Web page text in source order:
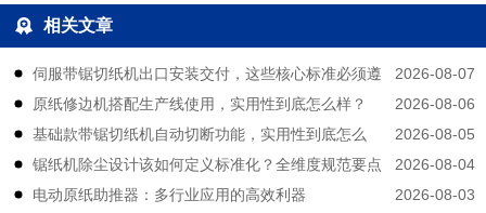
相关文章
2026-08-07
伺服带锯切纸机出口安装交付，这些核心标准必须遵
守
2026-08-06
原纸修边机搭配生产线使用，实用性到底怎么样？
2026-08-05
基础款带锯切纸机自动切断功能，实用性到底怎么
样？
2026-08-04
锯纸机除尘设计该如何定义标准化？全维度规范要点
拆解
2026-08-03
电动原纸助推器：多行业应用的高效利器